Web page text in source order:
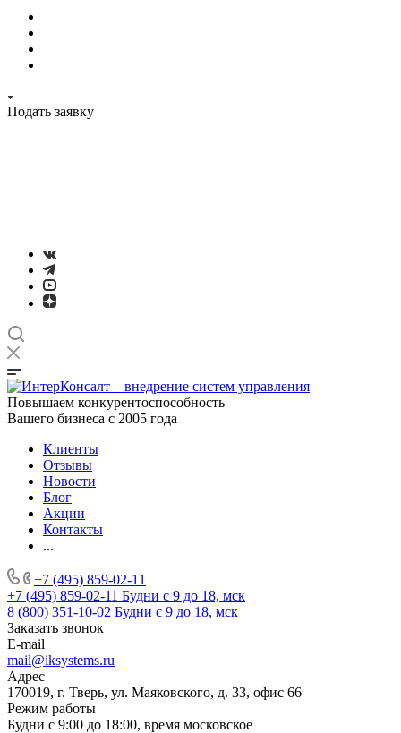
Подать заявку
Повышаем конкурентоспособность
Вашего бизнеса с 2005 года
Клиенты
Отзывы
Новости
Блог
Акции
Контакты
...
+7 (495) 859-02-11
+7 (495) 859-02-11 Будни с 9 до 18, мск
8 (800) 351-10-02 Будни с 9 до 18, мск
Заказать звонок
E-mail
mail@iksystems.ru
Адрес
170019, г. Тверь, ул. Маяковского, д. 33, офис 66
Режим работы
Будни с 9:00 до 18:00, время московское